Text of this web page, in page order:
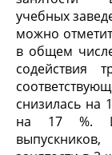
учебных
можно
в общем
содействия
снизилась на
на 17 %.